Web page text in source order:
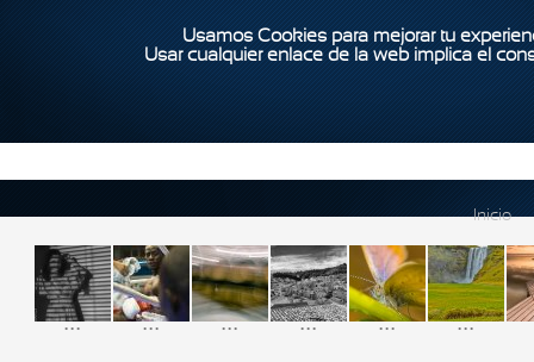
Usamos Cookies para mejorar tu
Usar cualquier enlace de la web implica el
Inicio
... ... ... ... ... ...